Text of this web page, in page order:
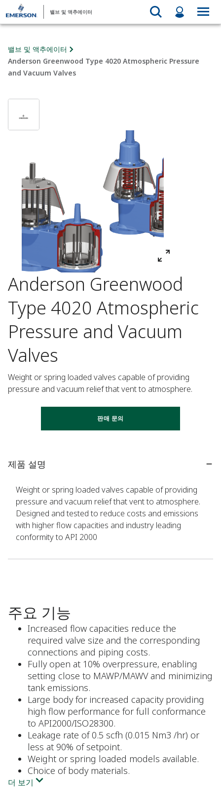
밸브 및 액추에이터
밸브 및 액추에이터
Anderson Greenwood Type 4020 Atmospheric Pressure
and Vacuum Valves
Anderson Greenwood
Type 4020 Atmospheric
Pressure and Vacuum
Valves
Weight or spring loaded valves capable of providing
pressure and vacuum relief that vent to atmosphere.
판매 문의
제품 설명
Weight or spring loaded valves capable of providing
pressure and vacuum relief that vent to atmosphere.
Designed and tested to reduce costs and emissions
with higher flow capacities and industry leading
conformity to API 2000
주요 기능
Increased flow capacities reduce the
required valve size and the corresponding
connections and piping costs.
Fully open at 10% overpressure, enabling
setting close to MAWP/MAWV and minimizing
tank emissions.
Large body for increased capacity providing
high flow performance for full conformance
to API2000/ISO28300.
Leakage rate of 0.5 scfh (0.015 Nm3 /hr) or
less at 90% of setpoint.
Weight or spring loaded models available.
Choice of body materials.
더 보기